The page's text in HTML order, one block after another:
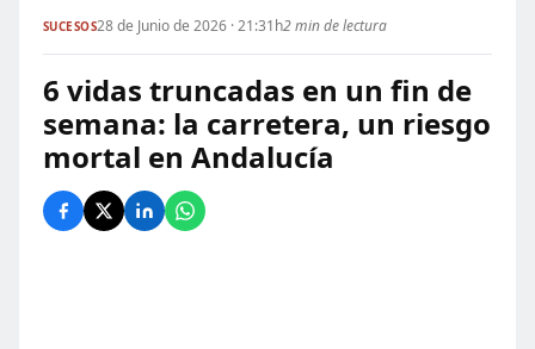
SUCESOS28 de Junio de 2026 · 21:31h2 min de lectura
6 vidas truncadas en un fin de
semana: la carretera, un riesgo
mortal en Andalucía